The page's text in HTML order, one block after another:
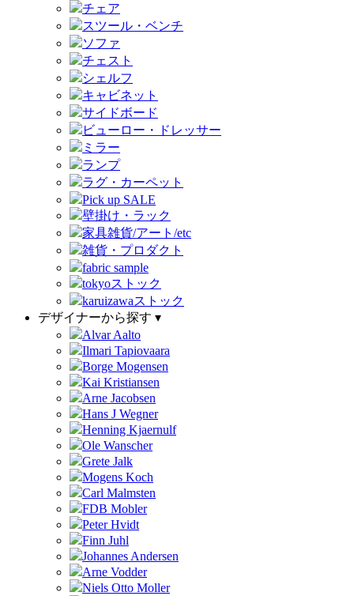
チェア
スツール・ベンチ
ソファ
チェスト
シェルフ
キャビネット
サイドボード
ビューロー・ドレッサー
ミラー
ランプ
ラグ・カーペット
Pick up SALE
壁掛け・ラック
家具雑貨/アート/etc
雑貨・プロダクト
fabric sample
tokyoストック
karuizawaストック
デザイナーから探す ▾
Alvar Aalto
Ilmari Tapiovaara
Borge Mogensen
Kai Kristiansen
Arne Jacobsen
Hans J Wegner
Henning Kjaernulf
Ole Wanscher
Grete Jalk
Mogens Koch
Carl Malmsten
FDB Mobler
Peter Hvidt
Finn Juhl
Johannes Andersen
Arne Vodder
Niels Otto Moller